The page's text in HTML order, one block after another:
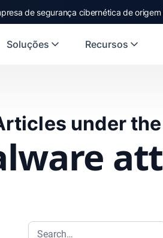
de segurança cibernética de
Soluções Recursos
under